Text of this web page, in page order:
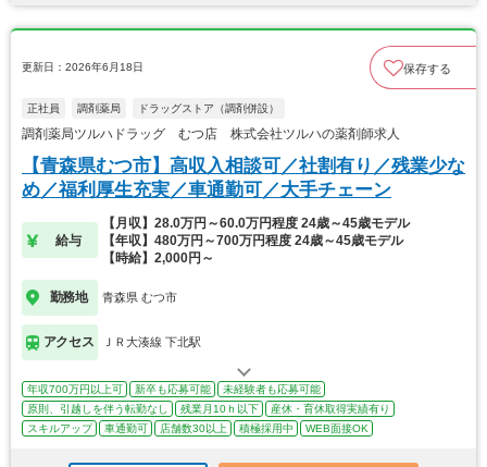
更新日：2026年6月18日 保存する
正社員 調剤薬局 ドラッグストア（調剤併設）
調剤薬局ツルハドラッグ むつ店 株式会社ツルハの薬剤師求人
【青森県むつ市】高収入相談可／社割有り／残業少な
め／福利厚生充実／車通勤可／大手チェーン
給与
【月収】28.0万円～60.0万円程度 24歳～45歳モデル
【年収】480万円～700万円程度 24歳～45歳モデル
【時給】2,000円～
勤務地 青森県 むつ市
アクセス ＪＲ大湊線 下北駅
年収700万円以上可 新卒も応募可能
未経験者も応募可能
原則、引越しを伴う転勤なし
残業月10ｈ以下
産休・育休取得実績有り
スキルアップ
車通勤可 店舗数30以上 積極採用中 WEB面接OK